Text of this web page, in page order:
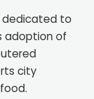
dedicated to
adoption of
city